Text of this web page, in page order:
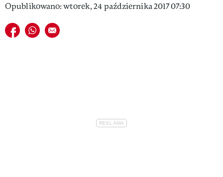
Opublikowano: wtorek, 24 października 2017 07:30
Udostępnij na facebook
Udostępnij na whatsapp
E-mail do przyjaciela